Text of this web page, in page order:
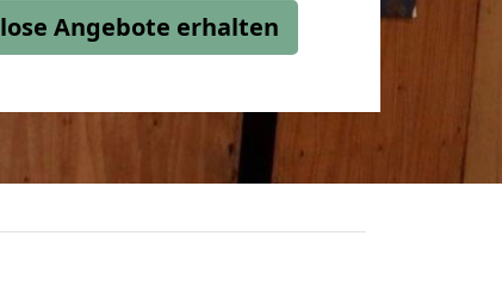
Angebote erhalten